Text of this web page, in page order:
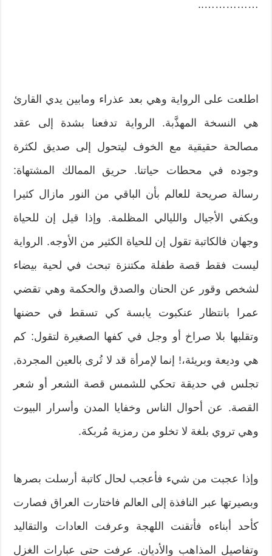
……………..
اطلعت على الرواية وهي بعد عذراء ومابين يدي القارئ
هي النسخة المهذَّبة. الرواية تدفعنا بشدة إلى عقد
مصالحة حقيقية مع الخوف ليتحول إلى صديق لكثرة
وجوده في محطات حياتنا. حريق الممالك المشتهاة:
رسالة صريحة للعالم بأن الباقي من النور مازال كثيرا
ويكفي الأجيال والليالي المظلمة. وإذا قيل إن للحياة
وجهان فالكاتبة تقول إن للحياة الكثير من الأوجه. الرواية
ليست فقط قصة طفلة مكتنزة تبحث في لحية بيضاء
لشخص وقور عن الحنان والصدق والحكمة وهي تقضي
عمرا بانتظار عنكبوت يابسة كي تسقط في حضنها
وتقلبها بلا صراخ أو وجل في كفها الصغيرة لتقول: كم
هي وديعة وبريئة،! إنما لإمرأة قد لا تُرى بالعين المجردة,
تجلس في حديقة تحكي للشمس قصة الشعر أو شعر
القصة. عن أحوال الناس وخفايا المدن وأسرار البيوت
وهي تروي بلغة لا تخلو من رمزية مُربكة.
وإذا عجبت من شيء فأعجب لحال كاتبة أرسلت بصرها
وبصيرتها عبر النافذة إلى العالم فاختارت العراق فصارت
كأحد أبناءه فأتقنت اللهجة وعرفت العادات والتقاليد
وتفاصيل المذاهب والأديان. عرفت حتى عبارات الغزل